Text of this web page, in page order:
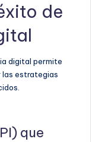
de
digital permite
las estrategias
que